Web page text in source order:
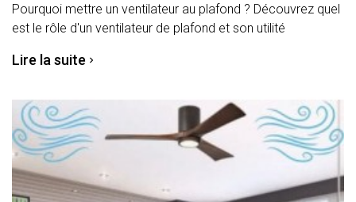
Pourquoi mettre un ventilateur au plafond ? Découvrez quel
est le rôle d'un ventilateur de plafond et son utilité
Lire la suite